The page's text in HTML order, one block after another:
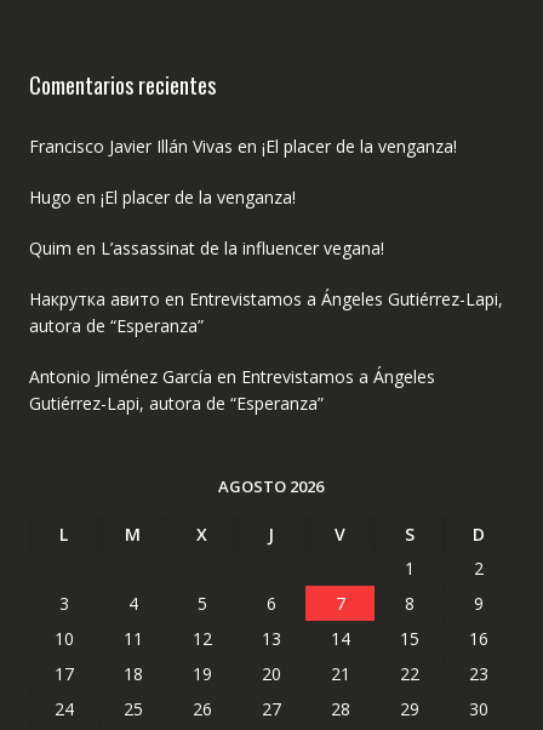
Comentarios recientes
Francisco Javier Illán Vivas en ¡El placer de la venganza!
Hugo en ¡El placer de la venganza!
Quim en L’assassinat de la influencer vegana!
Накрутка авито en Entrevistamos a Ángeles Gutiérrez-Lapi,
autora de “Esperanza”
Antonio Jiménez García en Entrevistamos a Ángeles
Gutiérrez-Lapi, autora de “Esperanza”
AGOSTO 2026
L M X J V S
D
1
2
3
4 5 6 7 8
9
10
11 12 13 14 15
16
17
18 19 20 21 22
23
24
25 26 27 28 29 30